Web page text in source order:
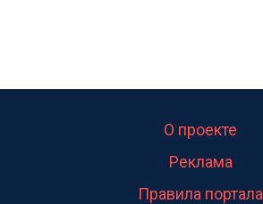
О проекте
Реклама
Правила портала